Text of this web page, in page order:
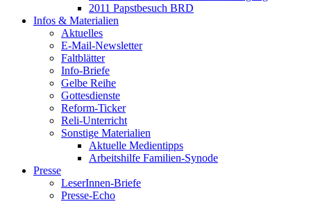
2011 Papstbesuch BRD
Infos & Materialien
Aktuelles
E-Mail-Newsletter
Faltblätter
Info-Briefe
Gelbe Reihe
Gottesdienste
Reform-Ticker
Reli-Unterricht
Sonstige Materialien
Aktuelle Medientipps
Arbeitshilfe Familien-Synode
Presse
LeserInnen-Briefe
Presse-Echo